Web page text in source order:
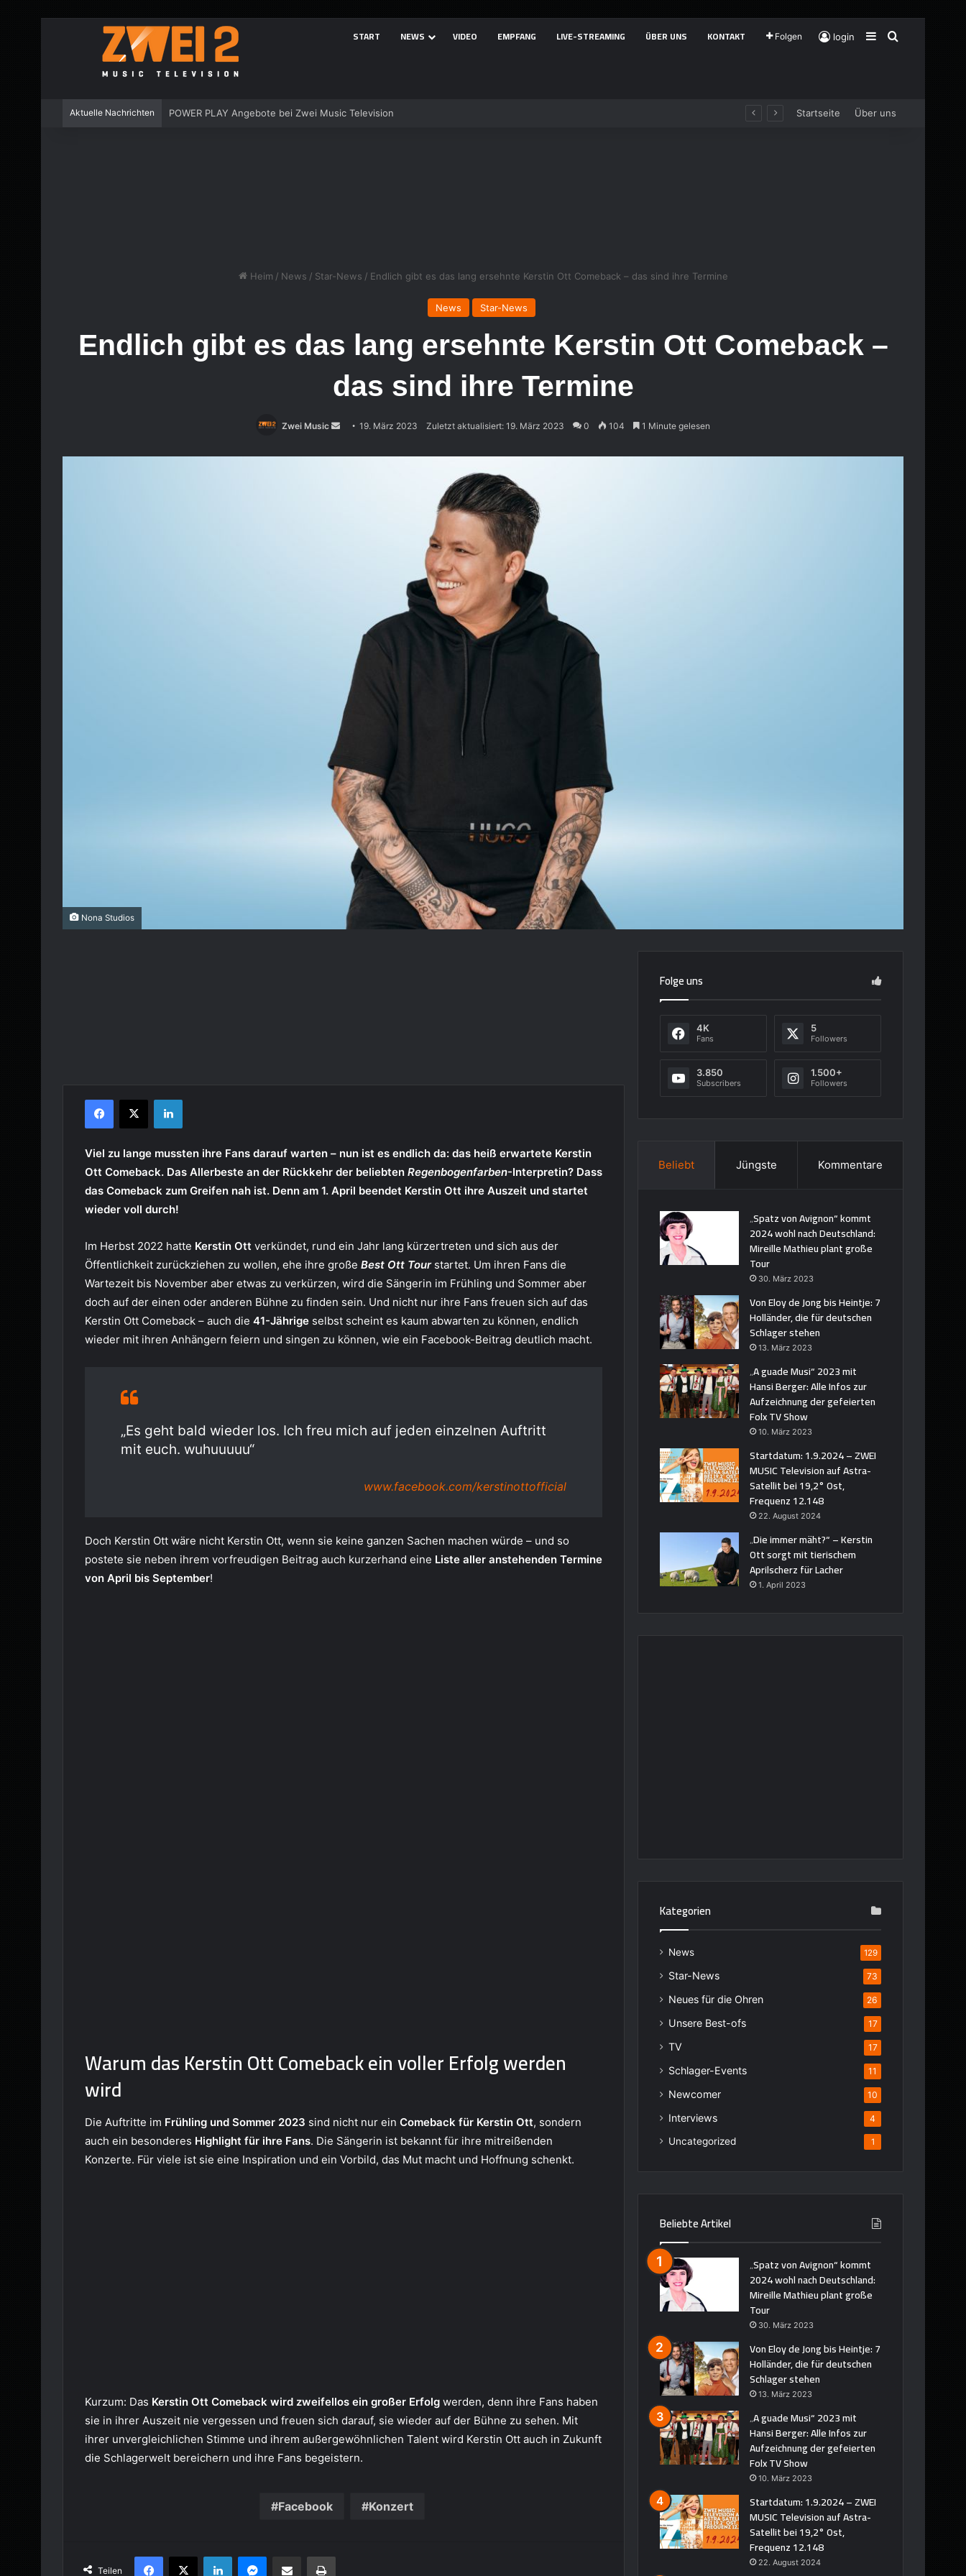
START NEWS VIDEO EMPFANG LIVE-STREAMING ÜBER UNS KONTAKT Folgen login SidebarSuche
Aktuelle Nachrichten POWER PLAY Angebote bei Zwei Music Television Startseite Über uns
Heim / News / Star-News / Endlich gibt es das lang ersehnte Kerstin Ott Comeback – das sind ihre Termine
News Star-News
Endlich gibt es das lang ersehnte Kerstin Ott Comeback –
das sind ihre Termine
Zwei Music
Sende
eine
19. März 2023 Zuletzt aktualisiert: 19. März 2023 0 104 1 Minute gelesen
Nona Studios
Facebook
X LinkedIn
Viel zu lange mussten ihre Fans darauf warten – nun ist es endlich da: das heiß erwartete Kerstin
Ott Comeback. Das Allerbeste an der Rückkehr der beliebten Regenbogenfarben-Interpretin? Dass
das Comeback zum Greifen nah ist. Denn am 1. April beendet Kerstin Ott ihre Auszeit und startet
wieder voll durch!
Im Herbst 2022 hatte Kerstin Ott verkündet, rund ein Jahr lang kürzertreten und sich aus der
Öffentlichkeit zurückziehen zu wollen, ehe ihre große Best Ott Tourstartet. Um ihren Fans die
Wartezeit bis November aber etwas zu verkürzen, wird die Sängerin im Frühling und Sommer aber
doch auf der einen oder anderen Bühne zu finden sein. Und nicht nur ihre Fans freuen sich auf das
Kerstin Ott Comeback – auch die 41-Jährige selbst scheint es kaum abwarten zu können, endlich
wieder mit ihren Anhängern feiern und singen zu können, wie ein Facebook-Beitrag deutlich macht.
„Es geht bald wieder los. Ich freu mich auf jeden einzelnen Auftritt
mit euch. wuhuuuuu“
www.facebook.com/kerstinottofficial
Doch Kerstin Ott wäre nicht Kerstin Ott, wenn sie keine ganzen Sachen machen würde – und so
postete sie neben ihrem vorfreudigen Beitrag auch kurzerhand eine Liste aller anstehenden Termine
von April bis September!
Warum das Kerstin Ott Comeback ein voller Erfolg werden
wird
Die Auftritte im Frühling und Sommer 2023 sind nicht nur ein Comeback für Kerstin Ott, sondern
auch ein besonderes Highlight für ihre Fans. Die Sängerin ist bekannt für ihre mitreißenden
Konzerte. Für viele ist sie eine Inspiration und ein Vorbild, das Mut macht und Hoffnung schenkt.
Kurzum: Das Kerstin Ott Comeback wird zweifellos ein großer Erfolg werden, denn ihre Fans haben
sie in ihrer Auszeit nie vergessen und freuen sich darauf, sie wieder auf der Bühne zu sehen. Mit
ihrer unvergleichlichen Stimme und ihrem außergewöhnlichen Talent wird Kerstin Ott auch in Zukunft
die Schlagerwelt bereichern und ihre Fans begeistern.
Facebook Konzert
Teilen
Facebook
X LinkedInMessengerPer E-Mail teilen Drucken
Folge uns
4K
Fans
5
Followers
3.850
Subscribers
1.500+
Followers
Beliebt Jüngste Kommentare
„Spatz von Avignon“ kommt
2024 wohl nach Deutschland:
Mireille Mathieu plant große
Tour
30. März 2023
Von Eloy de Jong bis Heintje: 7
Holländer, die für deutschen
Schlager stehen
13. März 2023
„A guade Musi“ 2023 mit
Hansi Berger: Alle Infos zur
Aufzeichnung der gefeierten
Folx TV Show
10. März 2023
Startdatum: 1.9.2024 – ZWEI
MUSIC Television auf Astra-
Satellit bei 19,2° Ost,
Frequenz 12.148
22. August 2024
„Die immer mäht?“ – Kerstin
Ott sorgt mit tierischem
Aprilscherz für Lacher
1. April 2023
Kategorien
News 129
Star-News 73
Neues für die Ohren 26
Unsere Best-ofs 17
TV 17
Schlager-Events 11
Newcomer 10
Interviews 4
Uncategorized 1
Beliebte Artikel
„Spatz von Avignon“ kommt
2024 wohl nach Deutschland:
Mireille Mathieu plant große
Tour
30. März 2023
Von Eloy de Jong bis Heintje: 7
Holländer, die für deutschen
Schlager stehen
13. März 2023
„A guade Musi“ 2023 mit
Hansi Berger: Alle Infos zur
Aufzeichnung der gefeierten
Folx TV Show
10. März 2023
Startdatum: 1.9.2024 – ZWEI
MUSIC Television auf Astra-
Satellit bei 19,2° Ost,
Frequenz 12.148
22. August 2024